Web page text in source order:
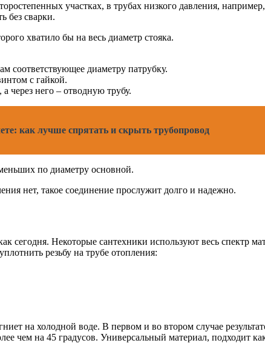
участках, в трубах низкого давления,
без сварки.
хватило бы на весь диаметр стояка.
соответствующее диаметру патрубку.
с гайкой.
через него – отводную трубу.
как лучше спрятать и скрыть трубопровод
по диаметру основной.
нет, такое соединение прослужит долго и надежно.
сегодня. Некоторые сантехники используют весь спектр
резьбу на трубе отопления:
на холодной воде. В первом и во втором случае
чем на 45 градусов. Универсальный материал, подходит